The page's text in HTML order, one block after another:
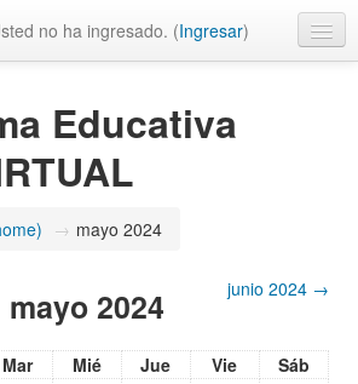
no ha ingresado. (Ingresar)
Educativa
→ mayo 2024
mayo 2024 junio 2024 →
Mar Mié Jue Vie
Sáb